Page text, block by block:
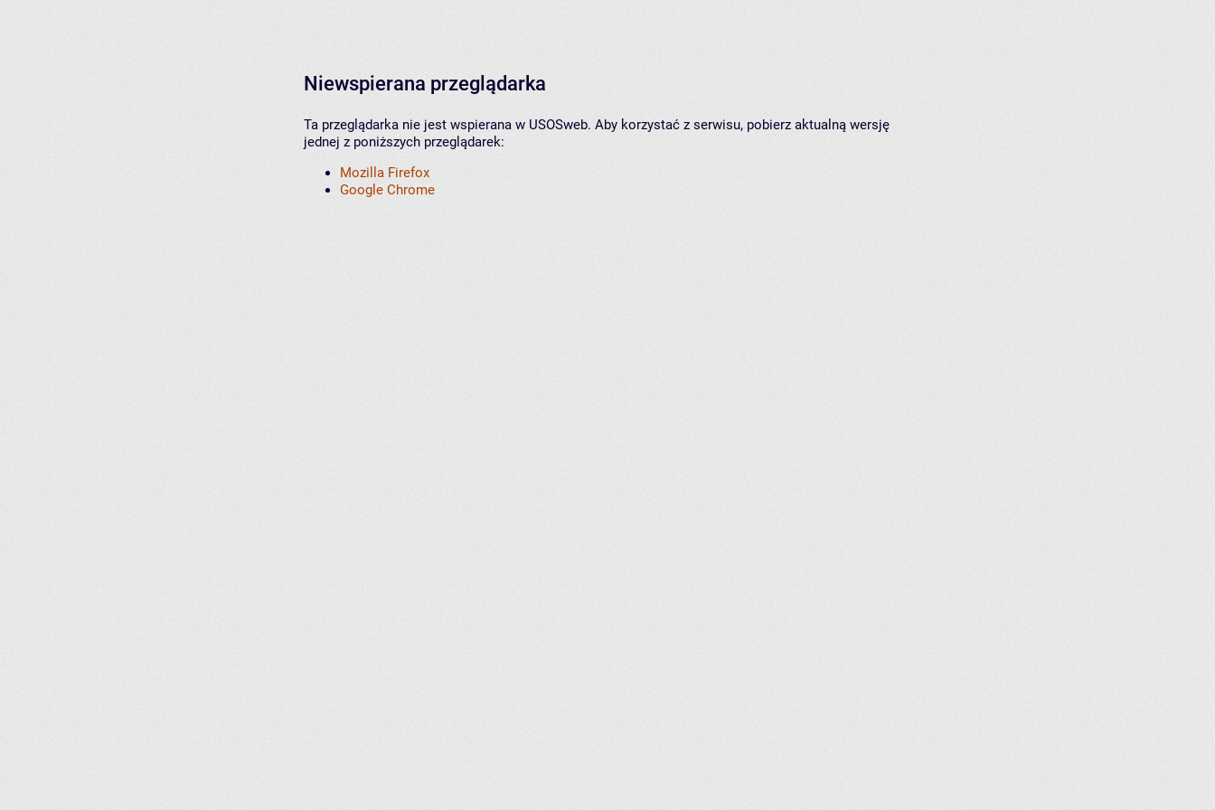
Niewspierana przeglądarka
Ta przeglądarka nie jest wspierana w USOSweb. Aby korzystać z serwisu, pobierz aktualną wersję
jednej z poniższych przeglądarek:
Mozilla Firefox
Google Chrome